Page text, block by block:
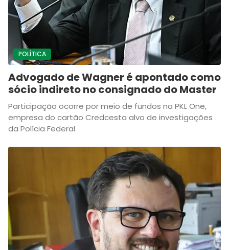
POLÍTICA
Advogado de Wagner é apontado como
sócio indireto no consignado do Master
Participação ocorre por meio de fundos na PKL One,
empresa do cartão Credcesta alvo de investigações
da Polícia Federal